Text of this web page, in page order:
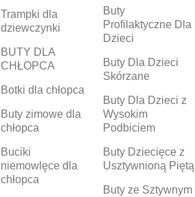
Trampki dla
dziewczynki
BUTY DLA
CHŁOPCA
Botki dla chłopca
Buty zimowe dla
chłopca
Buciki
niemowlęce dla
chłopca
Buty
Profilaktyczne Dla
Dzieci
Buty Dla Dzieci
Skórzane
Buty Dla Dzieci z
Wysokim
Podbiciem
Buty Dziecięce z
Usztywnioną Piętą
Buty ze Sztywnym